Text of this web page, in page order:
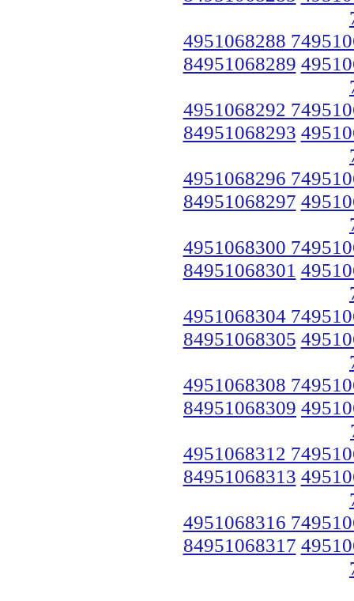
4951068288
84951068289
4951068292
84951068293
4951068296
84951068297
4951068300
84951068301
4951068304
84951068305
4951068308
84951068309
4951068312
84951068313
4951068316
84951068317